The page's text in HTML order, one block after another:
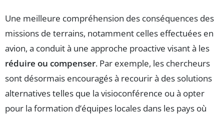
Une meilleure compréhension des conséquences des
missions de terrains, notamment celles effectuées en
avion, a conduit à une approche proactive visant à les
réduire ou compenser. Par exemple, les chercheurs
sont désormais encouragés à recourir à des solutions
alternatives telles que la visioconférence ou à opter
pour la formation d’équipes locales dans les pays où